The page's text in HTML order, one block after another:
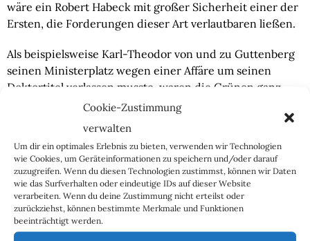
Cookie-Zustimmung
verwalten
Um dir ein optimales Erlebnis zu bieten, verwenden wir Technologien
wie Cookies, um Geräteinformationen zu speichern und/oder darauf
zuzugreifen. Wenn du diesen Technologien zustimmst, können wir Daten
wie das Surfverhalten oder eindeutige IDs auf dieser Website
verarbeiten. Wenn du deine Zustimmung nicht erteilst oder
zurückziehst, können bestimmte Merkmale und Funktionen
beeinträchtigt werden.
wäre ein Robert Habeck mit großer Sicherheit einer der
Ersten, die Forderungen dieser Art verlautbaren ließen.
Als beispielsweise Karl-Theodor von und zu Guttenberg
seinen Ministerplatz wegen einer Affäre um seinen
Doktortitel verlassen musste, waren die Grünen ganz
vorne damit dabei, ihn zum Rücktritt aufzufordern.
darum gebeten, das Privatleben seiner Frau – denn auch
ihre Doktorarbeit scheint im Fokus Webers zu stehen –
nicht medial zu beleuchten:„Meine Frau kandidiert aber
für kein politisches Mandat. Sie ist nicht Teil dieses
Wahlkampfs. Ich bitte darum, meine Familie rauszuhalten.“
Das mag zwar sein, aber schließlich ist er selbst nicht